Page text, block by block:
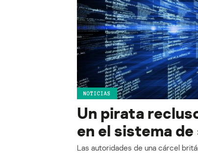
NOTICIAS
Un pirata
en el sistema
Las autoridades de una cárcel